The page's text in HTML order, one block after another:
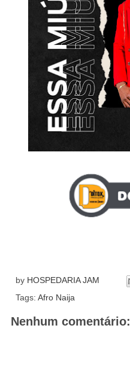
by HOSPEDARIA JAM
Tags: Afro Naija
Nenhum comentário: